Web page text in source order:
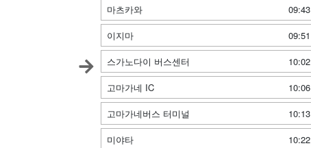
마츠카와
09:43
이지마
09:51
스가노다이 버스센터
10:02
고마가네 IC
10:06
고마가네버스 터미널
10:13
미야타
10:22